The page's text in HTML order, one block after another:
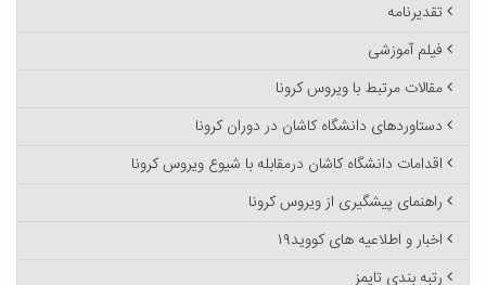
تقدیرنامه
فیلم آموزشی
مقالات مرتبط با ویروس کرونا
دستاوردهای دانشگاه کاشان در دوران کرونا
اقدامات دانشگاه کاشان درمقابله با شیوع ویروس کرونا
راهنمای پیشگیری از ویروس کرونا
اخبار و اطلاعیه های کووید۱۹
رتبه بندی تایمز